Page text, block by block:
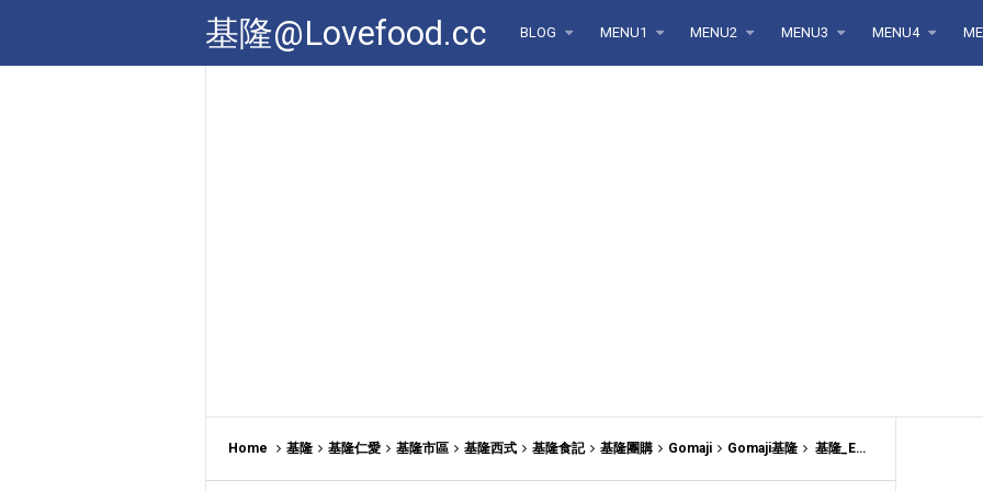
基隆@Lovefood.cc BLOG MENU1 MENU2 MENU3 MENU4
Home 基隆 基隆仁愛 基隆市區 基隆西式 基隆食記 基隆團購 Gomaji Gomaji基隆 基隆_ERG異人館_喝茶聊天有主食